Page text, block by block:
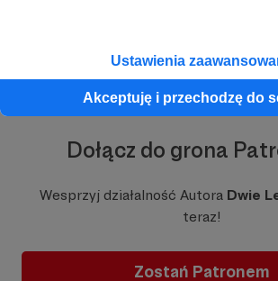
Ustawienia
Akceptuję i przechodzę do
Dołącz do grona
Wesprzyj działalność Autora Dwie
teraz!
Zostań Patronem